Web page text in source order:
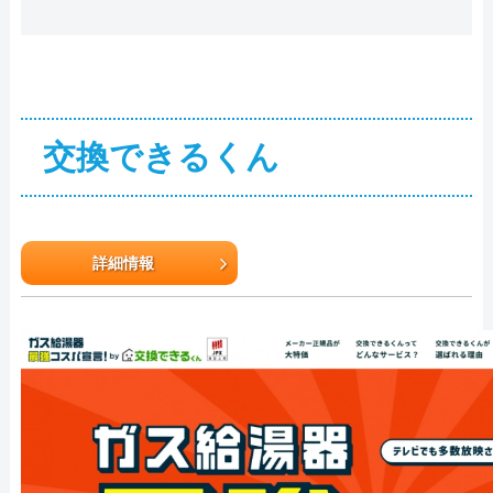
交換できるくん
詳細情報